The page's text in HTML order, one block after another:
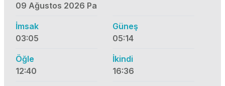
09 Ağustos 2026 Pa
İmsak
03:05
Güneş
05:14
Öğle
12:40
İkindi
16:36